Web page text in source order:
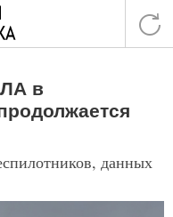
в
данных